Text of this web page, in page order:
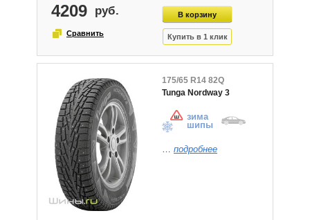
4209
175/65 R14 82Q
Tunga Nordway 3
зима
шипы
подробнее